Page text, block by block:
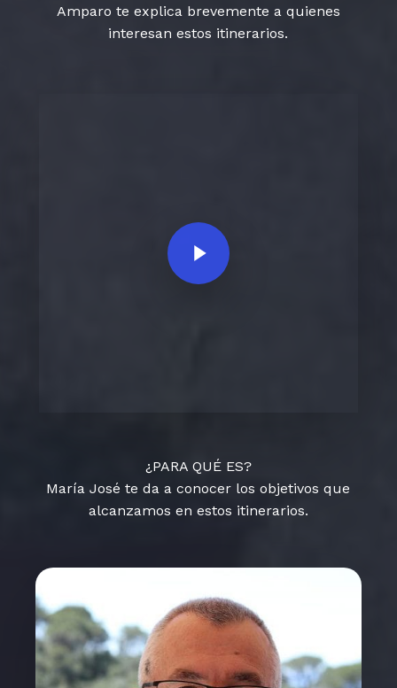
Amparo te explica brevemente a quienes
interesan estos itinerarios.
Play Video
¿PARA QUÉ ES?
María José te da a conocer los objetivos que
alcanzamos en estos itinerarios.